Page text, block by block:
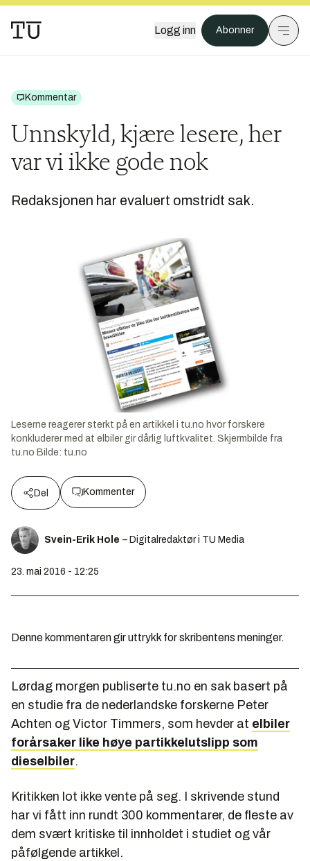
Logg inn Abonner
Kommentar
Unnskyld, kjære lesere, her
var vi ikke gode nok
Redaksjonen har evaluert omstridt sak.
Leserne reagerer sterkt på en artikkel i tu.no hvor forskere
konkluderer med at elbiler gir dårlig luftkvalitet. Skjermbilde fra
tu.no Bilde: tu.no
Del Kommenter
Svein-Erik Hole – Digitalredaktør i TU Media
23. mai 2016 - 12:25
Denne kommentaren gir uttrykk for skribentens meninger.
Lørdag morgen publiserte tu.no en sak basert på
en studie fra de nederlandske forskerne Peter
Achten og Victor Timmers, som hevder at elbiler
forårsaker like høye partikkelutslipp som
dieselbiler.
Kritikken lot ikke vente på seg. I skrivende stund
har vi fått inn rundt 300 kommentarer, de fleste av
dem svært kritiske til innholdet i studiet og vår
påfølgende artikkel.